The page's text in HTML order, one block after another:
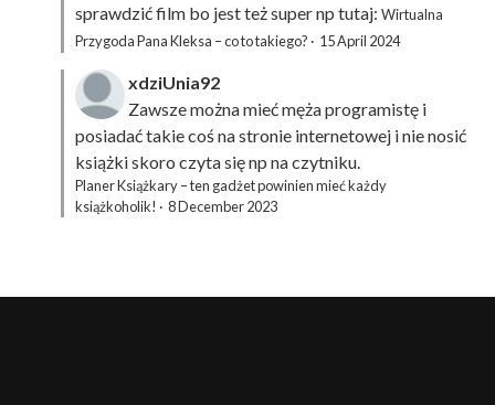
sprawdzić film bo jest też super np tutaj: Wirtualna
Przygoda Pana Kleksa – co to takiego? · 15 April 2024
xdziUnia92
Zawsze można mieć męża programistę i
posiadać takie coś na stronie internetowej i nie nosić
książki skoro czyta się np na czytniku.
Planer Książkary – ten gadżet powinien mieć każdy
książkoholik! · 8 December 2023